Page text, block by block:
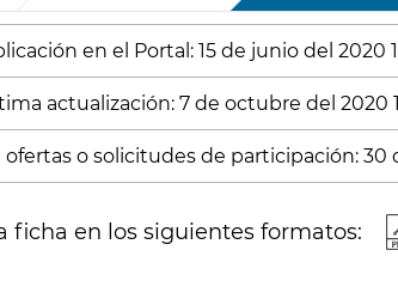
en el Portal: 15 de junio del 2020
actualización: 7 de octubre del 2020
o solicitudes de participación: 30
ficha en los siguientes formatos: